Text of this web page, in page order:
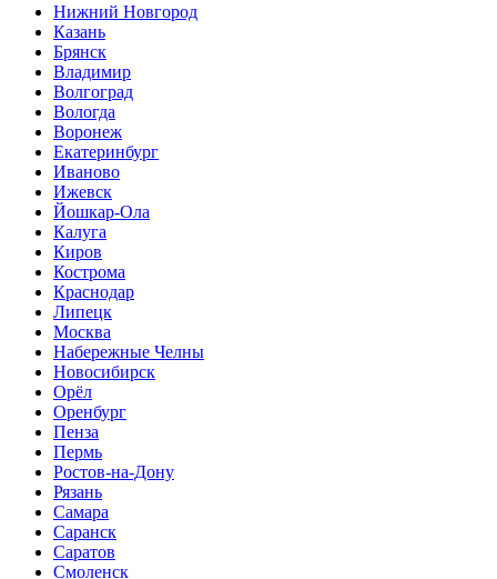
Нижний Нoвгород
Казань
Брянск
Владимир
Волгоград
Вологда
Воронеж
Екатеринбург
Иваново
Ижевск
Йошкар-Ола
Калуга
Киров
Кострома
Краснодар
Липецк
Москва
Набережные Челны
Новосибирск
Орёл
Оренбург
Пенза
Пермь
Ростов-на-Дону
Рязань
Самара
Саранск
Саратов
Смоленск